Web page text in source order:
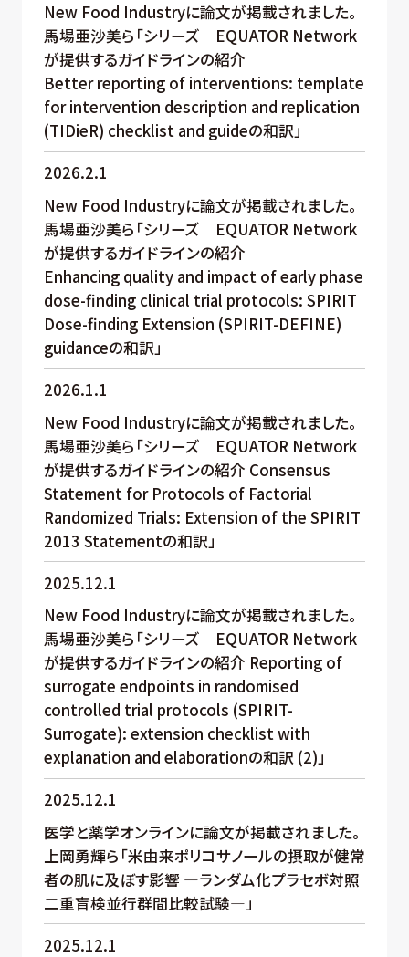
New Food Industryに論文が掲載されました。
馬場亜沙美ら「シリーズ EQUATOR Network
が提供するガイドラインの紹介
Better reporting of interventions: template
for intervention description and replication
(TIDieR) checklist and guideの和訳」
2026.2.1
New Food Industryに論文が掲載されました。
馬場亜沙美ら「シリーズ EQUATOR Network
が提供するガイドラインの紹介
Enhancing quality and impact of early phase
dose-finding clinical trial protocols: SPIRIT
Dose-finding Extension (SPIRIT-DEFINE)
guidanceの和訳」
2026.1.1
New Food Industryに論文が掲載されました。
馬場亜沙美ら「シリーズ EQUATOR Network
が提供するガイドラインの紹介 Consensus
Statement for Protocols of Factorial
Randomized Trials: Extension of the SPIRIT
2013 Statementの和訳」
2025.12.1
New Food Industryに論文が掲載されました。
馬場亜沙美ら「シリーズ EQUATOR Network
が提供するガイドラインの紹介 Reporting of
surrogate endpoints in randomised
controlled trial protocols (SPIRIT-
Surrogate): extension checklist with
explanation and elaborationの和訳 (2)」
2025.12.1
医学と薬学オンラインに論文が掲載されました。
上岡勇輝ら「米由来ポリコサノールの摂取が健常
者の肌に及ぼす影響 —ランダム化プラセボ対照
二重盲検並行群間比較試験—」
2025.12.1